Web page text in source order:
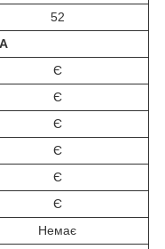
52
Є
Є
Є
Є
Є
Є
Немає